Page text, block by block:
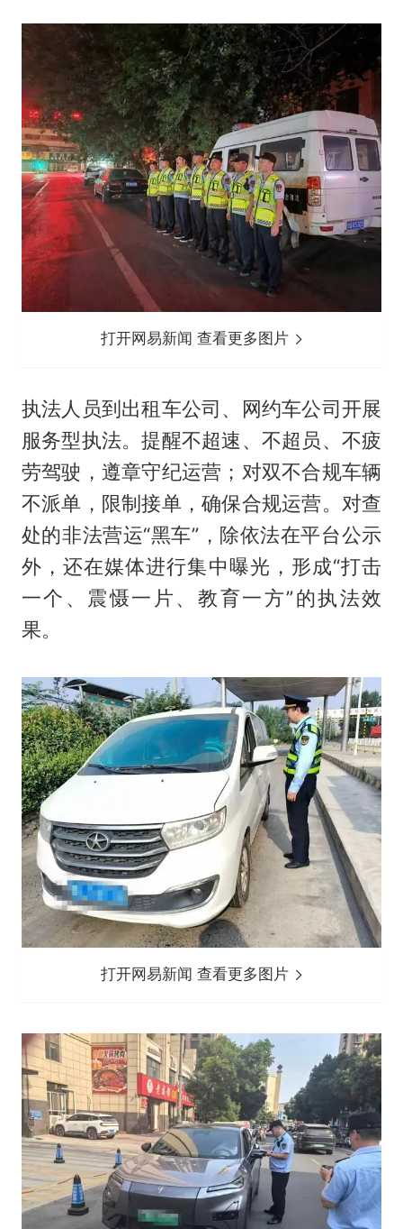
打开网易新闻 查看更多图片
执法人员到出租车公司、网约车公司开展
服务型执法。提醒不超速、不超员、不疲
劳驾驶，遵章守纪运营；对双不合规车辆
不派单，限制接单，确保合规运营。对查
处的非法营运“黑车”，除依法在平台公示
外，还在媒体进行集中曝光，形成“打击
一个、震慑一片、教育一方”的执法效
果。
打开网易新闻 查看更多图片